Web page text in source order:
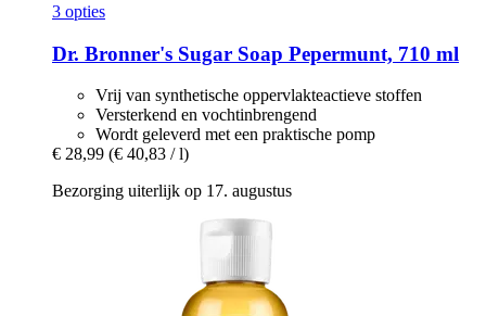
3 opties
Dr. Bronner's Sugar Soap Pepermunt, 710 ml
Vrij van synthetische oppervlakteactieve stoffen
Versterkend en vochtinbrengend
Wordt geleverd met een praktische pomp
€ 28,99 (€ 40,83 / l)
Bezorging uiterlijk op 17. augustus